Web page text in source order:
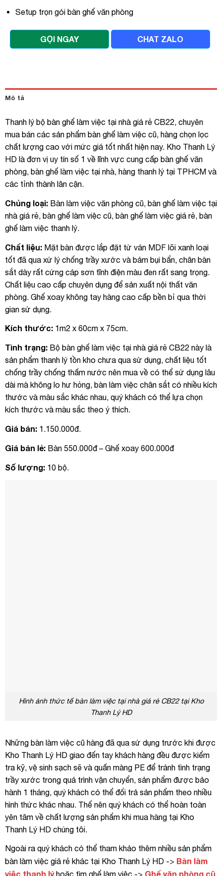
Setup trọn gói bàn ghế văn phòng
GỌI NGAY CHAT ZALO
Mô tả
Thanh lý bộ bàn ghế làm việc tại nhà giá rẻ CB22, chuyên
mua bán các sản phẩm bàn ghế làm việc cũ, hàng chọn lọc
chất lượng cao với mức giá tốt nhất hiện nay. Kho Thanh Lý
HD là đơn vị uy tín số 1 về lĩnh vực cung cấp bàn ghế văn
phòng, bàn ghế làm việc tại nhà, hàng thanh lý tại TPHCM và
các tỉnh thành lân cận.
Chủng loại: Bàn làm việc văn phòng cũ, bàn ghế làm việc tại
nhà giá rẻ, bàn ghế làm việc cũ, bàn ghế làm việc giá rẻ, bàn
ghế làm việc thanh lý.
Chất liệu: Mặt bàn được lắp đặt từ ván MDF lõi xanh loại
tốt đã qua xử lý chống trầy xước và bám bụi bẩn, chân bàn
sắt dày rất cứng cáp sơn tĩnh điện màu đen rất sang trọng.
Chất liệu cao cấp chuyên dụng để sản xuất nội thất văn
phòng. Ghế xoay không tay hàng cao cấp bền bỉ qua thời
gian sử dụng.
Kích thước: 1m2 x 60cm x 75cm.
Tình trạng: Bộ bàn ghế làm việc tại nhà giá rẻ CB22 này là
sản phẩm thanh lý tồn kho chưa qua sử dụng, chất liệu tốt
chống trầy chống thấm nước nên mua về có thể sử dụng lâu
dài mà không lo hư hỏng, bàn làm việc chân sắt có nhiều kích
thước và màu sắc khác nhau, quý khách có thể lựa chọn
kích thước và màu sắc theo ý thích.
Giá bán: 1.150.000đ.
Giá bán lẻ: Bàn 550.000đ – Ghế xoay 600.000đ
Số lượng: 10 bộ.
Hình ảnh thức tế bàn làm việc tại nhà giá rẻ CB22 tại Kho
Thanh Lý HD
Những bàn làm việc cũ hàng đã qua sử dụng trước khi được
Kho Thanh Lý HD giao đến tay khách hàng đều được kiểm
tra kỹ, vệ sinh sạch sẽ và quấn màng PE để tránh tình trạng
trầy xước trong quá trình vận chuyển, sản phẩm được bảo
hành 1 tháng, quý khách có thể đổi trả sản phẩm theo nhiều
hình thức khác nhau. Thế nên quý khách có thể hoàn toàn
yên tâm về chất lượng sản phẩm khi mua hàng tại Kho
Thanh Lý HD chúng tôi.
Ngoài ra quý khách có thể tham khảo thêm nhiều sản phẩm
bàn làm việc giá rẻ khác tại Kho Thanh Lý HD -> Bàn làm
việc thanh lýhoặc tìm ghế làm việc -> Ghế văn phòng cũ